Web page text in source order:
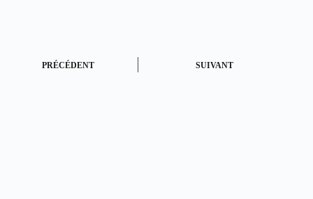
PRÉCÉDENT SUIVANT